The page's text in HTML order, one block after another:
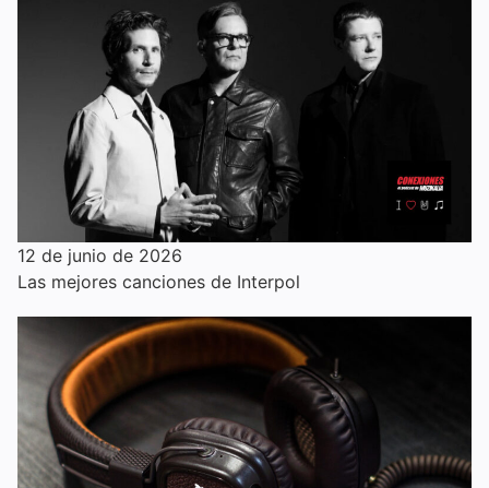
12 de junio de 2026
Las mejores canciones de Interpol